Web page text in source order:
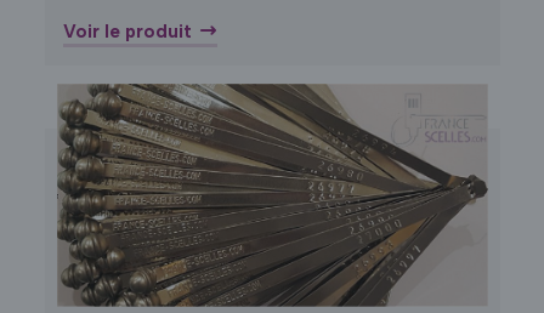
Voir le produit